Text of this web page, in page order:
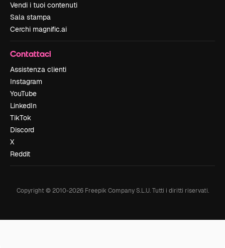
Vendi i tuoi contenuti
Sala stampa
Cerchi magnific.ai
Contattaci
Assistenza clienti
Instagram
YouTube
LinkedIn
TikTok
Discord
X
Reddit
Copyright © 2010-2026Freepik Company S.L.U. Tutti i diritti riservati.